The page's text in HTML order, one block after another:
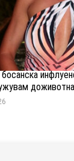
доживотна